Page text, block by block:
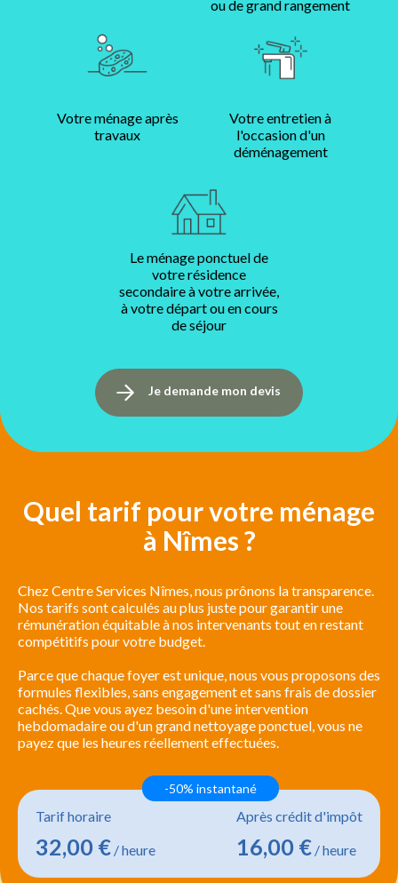
ou de grand rangement
Votre ménage après
travaux
Votre entretien à
l'occasion d'un
déménagement
Le ménage ponctuel de
votre résidence
secondaire à votre arrivée,
à votre départ ou en cours
de séjour
Je demande mon devis
Quel tarif pour votre ménage
à Nîmes ?
Chez Centre Services Nîmes, nous prônons la transparence.
Nos tarifs sont calculés au plus juste pour garantir une
rémunération équitable à nos intervenants tout en restant
compétitifs pour votre budget.
Parce que chaque foyer est unique, nous vous proposons des
formules flexibles, sans engagement et sans frais de dossier
cachés. Que vous ayez besoin d'une intervention
hebdomadaire ou d'un grand nettoyage ponctuel, vous ne
payez que les heures réellement effectuées.
Tarif horaire
32,00 € / heure
Après crédit d'impôt
16,00 € / heure
-50% instantané